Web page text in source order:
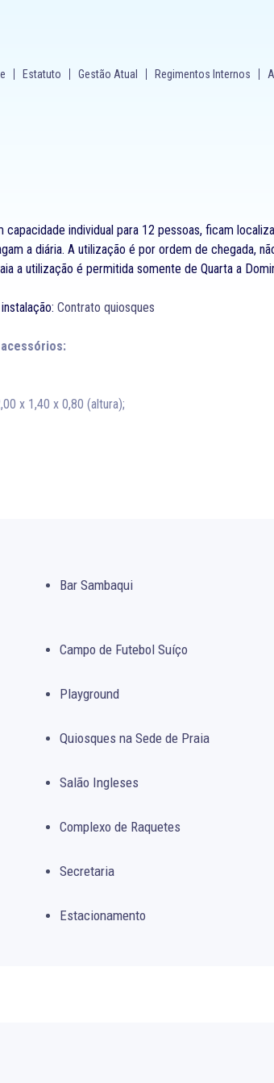
Estatuto Gestão Atual Regimentos Internos
individual para 12 pessoas, ficam
a diária. A utilização é por ordem de chegada,
a utilização é permitida somente de Quarta a
Contrato quiosques
x 1,40 x 0,80 (altura);
Bar Sambaqui
Campo de Futebol Suíço
Playground
Quiosques na Sede de Praia
Salão Ingleses
Complexo de Raquetes
Secretaria
Estacionamento